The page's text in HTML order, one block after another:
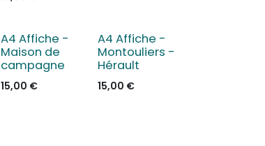
A4 Affiche -
Maison de
campagne
15,00 €
A4 Affiche -
Montouliers -
Hérault
15,00 €